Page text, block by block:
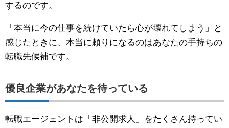
するのです。
「本当に今の仕事を続けていたら心が壊れてしまう」と
感じたときに、本当に頼りになるのはあなたの手持ちの
転職先候補です。
優良企業があなたを待っている
転職エージェントは「非公開求人」をたくさん持ってい